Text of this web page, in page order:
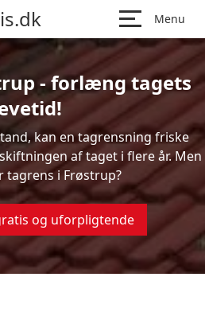
Menu
- forlæng tagets
kan en tagrensning friske
af taget i flere år. Men
tagrens i Frøstrup?
og uforpligtende